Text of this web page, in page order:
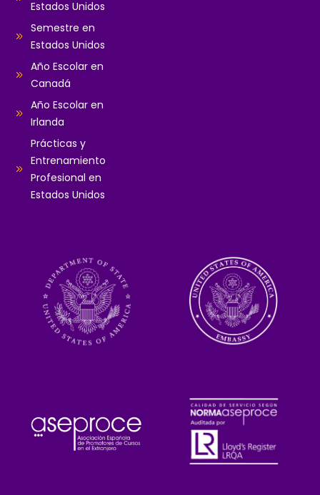
Estados Unidos
Semestre en
Estados Unidos
Año Escolar en
Canadá
Año Escolar en
Irlanda
Prácticas y
Entrenamiento
Profesional en
Estados Unidos